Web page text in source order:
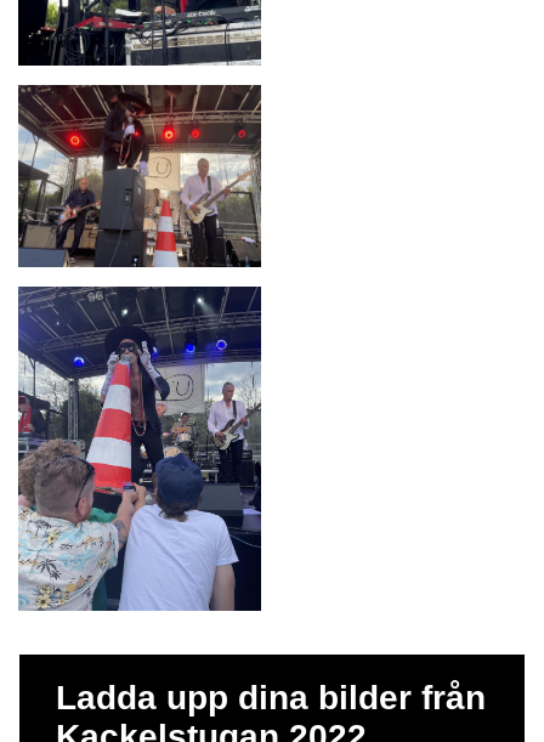
Ladda upp dina bilder från